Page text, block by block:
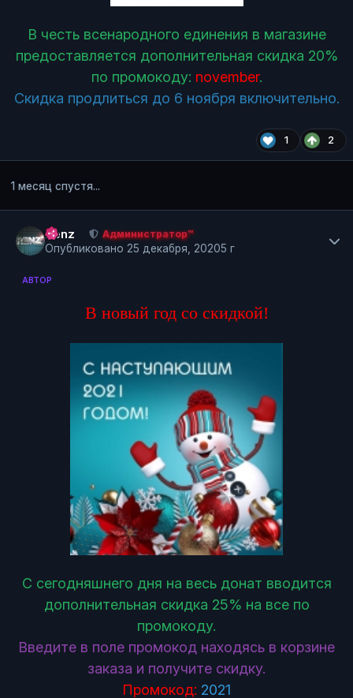
В честь всенародного единения в магазине
предоставляется дополнительная скидка 20%
по промокоду: november.
Скидка продлиться до 6 ноября включительно.
1 2
1 месяц спустя...
Renz Администратор™
Опубликовано 25 декабря, 20205 г
АВТОР
В новый год со скидкой!
С сегодняшнего дня на весь донат вводится
дополнительная скидка 25% на все по
промокоду.
Введите в поле промокод находясь в корзине
заказа и получите скидку.
Промокод: 2021